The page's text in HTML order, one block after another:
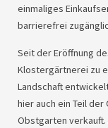
einmaliges
barrierefrei
Seit der Eröffnung
Klostergärtnerei zu
Landschaft
hier auch ein Teil
Obstgarten verkauft.